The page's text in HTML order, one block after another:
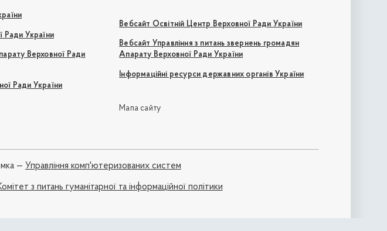
Ради України
Верховної Ради
Ради України
Вебсайт Освітній Центр Верховної Ради України
Вебсайт Управління з питань звернень громадян
Апарату Верховної Ради України
Інформаційні ресурси державних органів України
Мапа сайту
— Управління комп'ютеризованих систем
з питань гуманітарної та інформаційної політики